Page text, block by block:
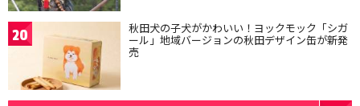
20 秋田犬の子犬がかわいい！ヨックモック「シガ
ール」地域バージョンの秋田デザイン缶が新発
売